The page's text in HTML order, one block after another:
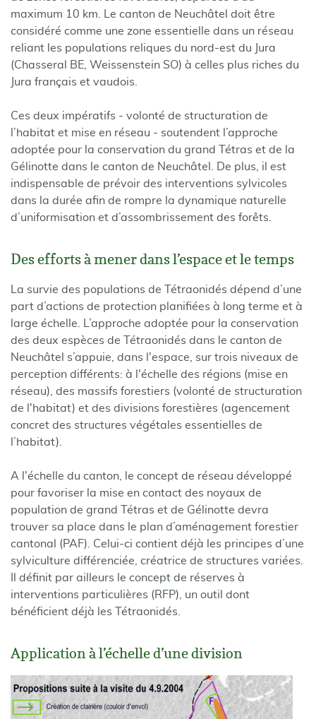
maximum 10 km. Le canton de Neuchâtel doit être
considéré comme une zone essentielle dans un réseau
reliant les populations reliques du nord-est du Jura
(Chasseral BE, Weissenstein SO) à celles plus riches du
Jura français et vaudois.
Ces deux impératifs - volonté de structuration de
l’habitat et mise en réseau - soutendent l’approche
adoptée pour la conservation du grand Tétras et de la
Gélinotte dans le canton de Neuchâtel. De plus, il est
indispensable de prévoir des interventions sylvicoles
dans la durée afin de rompre la dynamique naturelle
d’uniformisation et d’assombrissement des forêts.
Des efforts à mener dans l’espace et le temps
La survie des populations de Tétraonidés dépend d’une
part d’actions de protection planifiées à long terme et à
large échelle. L’approche adoptée pour la conservation
des deux espèces de Tétraonidés dans le canton de
Neuchâtel s’appuie, dans l'espace, sur trois niveaux de
perception différents: à l'échelle des régions (mise en
réseau), des massifs forestiers (volonté de structuration
de l'habitat) et des divisions forestières (agencement
concret des structures végétales essentielles de
l’habitat).
A l'échelle du canton, le concept de réseau développé
pour favoriser la mise en contact des noyaux de
population de grand Tétras et de Gélinotte devra
trouver sa place dans le plan d’aménagement forestier
cantonal (PAF). Celui-ci contient déjà les principes d’une
sylviculture différenciée, créatrice de structures variées.
Il définit par ailleurs le concept de réserves à
interventions particulières (RFP), un outil dont
bénéficient déjà les Tétraonidés.
Application à l’échelle d’une division